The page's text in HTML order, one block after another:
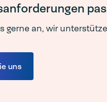
gerne an, wir
uns